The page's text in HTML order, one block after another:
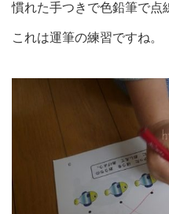
慣れた手つきで色鉛筆で点
これは運筆の練習ですね。